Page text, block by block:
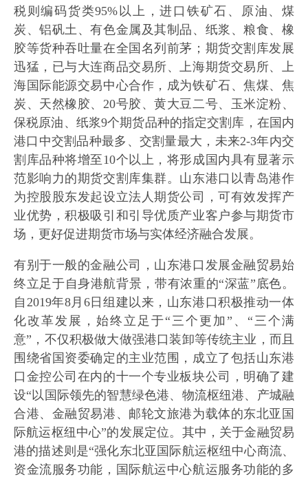
税则编码货类95%以上，进口铁矿石、原油、煤
炭、铝矾土、有色金属及其制品、纸浆、粮食、橡
胶等货种吞吐量在全国名列前茅；期货交割库发展
迅猛，已与大连商品交易所、上海期货交易所、上
海国际能源交易中心合作，成为铁矿石、焦煤、焦
炭、天然橡胶、20号胶、黄大豆二号、玉米淀粉、
保税原油、纸浆9个期货品种的指定交割库，在国内
港口中交割品种最多、交割量最大，未来2-3年内交
割库品种将增至10个以上，将形成国内具有显著示
范影响力的期货交割库集群。山东港口以青岛港作
为控股股东发起设立法人期货公司，可有效发挥产
业优势，积极吸引和引导优质产业客户参与期货市
场，更好促进期货市场与实体经济融合发展。
有别于一般的金融公司，山东港口发展金融贸易始
终立足于自身港航背景，带有浓重的“深蓝”底色。
自2019年8月6日组建以来，山东港口积极推动一体
化改革发展，始终立足于“三个更加”、“三个满
意”，不仅积极做大做强港口装卸等传统主业，而且
围绕省国资委确定的主业范围，成立了包括山东港
口金控公司在内的十一个专业板块公司，明确了建
设“以国际领先的智慧绿色港、物流枢纽港、产城融
合港、金融贸易港、邮轮文旅港为载体的东北亚国
际航运枢纽中心”的发展定位。其中，关于金融贸易
港的描述则是“强化东北亚国际航运枢纽中心商流、
资金流服务功能，国际航运中心航运服务功能的多